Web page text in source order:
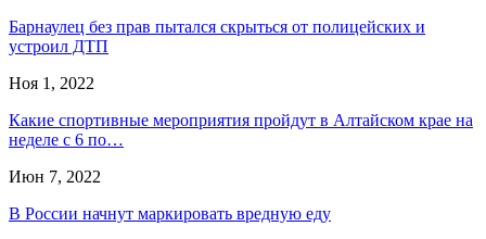
Барнаулец без прав пытался скрыться от полицейских и
устроил ДТП
Ноя 1, 2022
Какие спортивные мероприятия пройдут в Алтайском крае на
неделе с 6 по…
Июн 7, 2022
В России начнут маркировать вредную еду